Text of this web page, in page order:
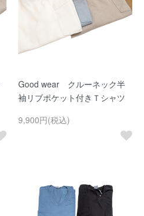
Good wear クルーネック半
袖リブポケット付きＴシャツ
9,900円(税込)